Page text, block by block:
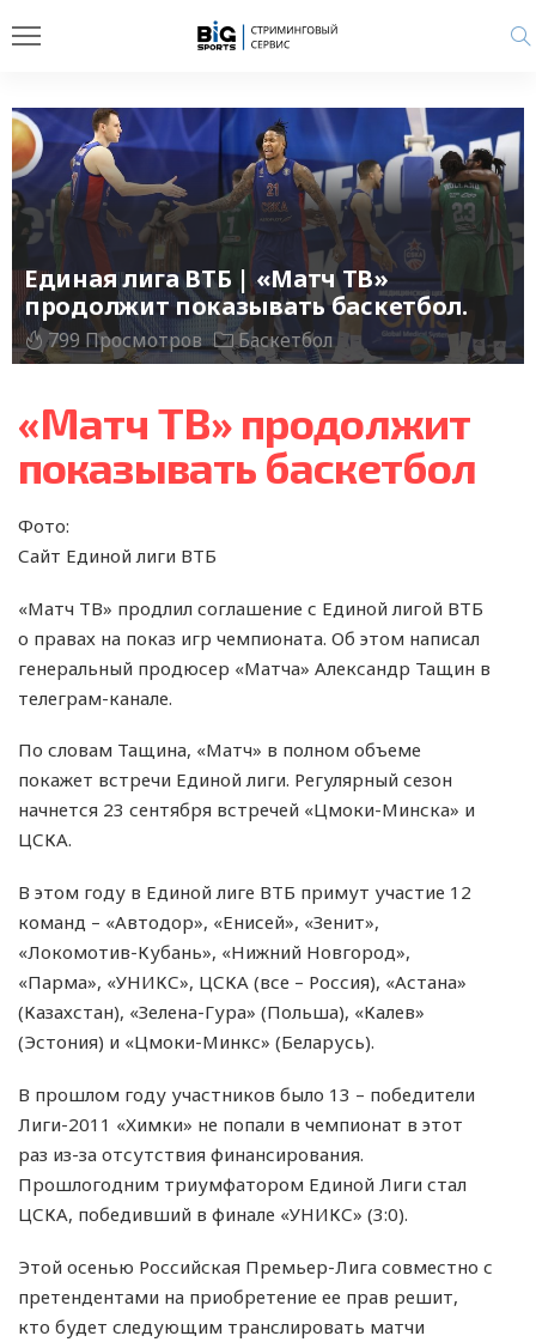
Единая лига ВТБ | «Матч ТВ»
продолжит показывать баскетбол.
799 Просмотров Баскетбол
«Матч ТВ» продолжит
показывать баскетбол
Фото:
Сайт Единой лиги ВТБ
«Матч ТВ» продлил соглашение с Единой лигой ВТБ
о правах на показ игр чемпионата. Об этом написал
генеральный продюсер «Матча» Александр Тащин в
телеграм-канале.
По словам Тащина, «Матч» в полном объеме
покажет встречи Единой лиги. Регулярный сезон
начнется 23 сентября встречей «Цмоки-Минска» и
ЦСКА.
В этом году в Единой лиге ВТБ примут участие 12
команд – «Автодор», «Енисей», «Зенит»,
«Локомотив-Кубань», «Нижний Новгород»,
«Парма», «УНИКС», ЦСКА (все – Россия), «Астана»
(Казахстан), «Зелена-Гура» (Польша), «Калев»
(Эстония) и «Цмоки-Минкс» (Беларусь).
В прошлом году участников было 13 – победители
Лиги-2011 «Химки» не попали в чемпионат в этот
раз из-за отсутствия финансирования.
Прошлогодним триумфатором Единой Лиги стал
ЦСКА, победивший в финале «УНИКС» (3:0).
Этой осенью Российская Премьер-Лига совместно с
претендентами на приобретение ее прав решит,
кто будет следующим транслировать матчи